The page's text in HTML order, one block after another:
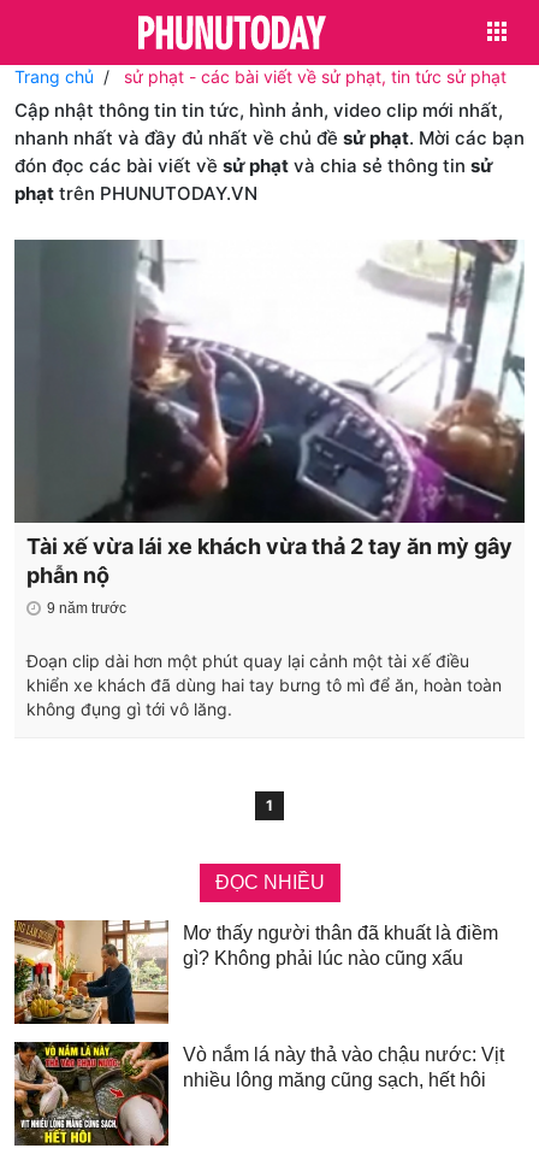
Trang chủ sử phạt - các bài viết về sử phạt, tin tức sử phạt
Cập nhật thông tin tin tức, hình ảnh, video clip mới nhất,
nhanh nhất và đầy đủ nhất về chủ đề sử phạt. Mời các bạn
đón đọc các bài viết về sử phạt và chia sẻ thông tin sử
phạt trên PHUNUTODAY.VN
Tài xế vừa lái xe khách vừa thả 2 tay ăn mỳ gây
phẫn nộ
9 năm trước
Đoạn clip dài hơn một phút quay lại cảnh một tài xế điều
khiển xe khách đã dùng hai tay bưng tô mì để ăn, hoàn toàn
không đụng gì tới vô lăng.
1
ĐỌC NHIỀU
Mơ thấy người thân đã khuất là điềm
gì? Không phải lúc nào cũng xấu
Vò nắm lá này thả vào chậu nước: Vịt
nhiều lông măng cũng sạch, hết hôi